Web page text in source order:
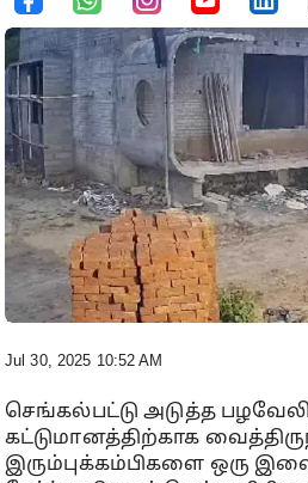
Jul 30, 2025 10:52 AM
செங்கல்பட்டு அடுத்த பழவேலி
கட்டுமானத்திற்காக
இரும்புக்கம்பிகளை ஒரு